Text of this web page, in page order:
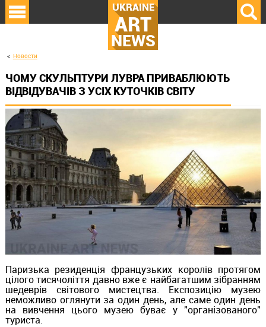
UKRAINE
ART
NEWS
Новости
ЧОМУ СКУЛЬПТУРИ ЛУВРА ПРИВАБЛЮЮТЬ
ВІДВІДУВАЧІВ З УСІХ КУТОЧКІВ СВІТУ
Паризька резиденція французьких королів протягом
цілого тисячоліття давно вже є найбагатшим зібранням
шедеврів світового мистецтва. Експозицію музею
неможливо оглянути за один день, але саме один день
на вивчення цього музею буває у "організованого"
туриста.